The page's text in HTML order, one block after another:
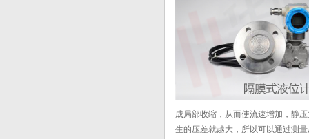
成局部收缩，从而使流速增加，静
生的压差就越大，所以可以通过测